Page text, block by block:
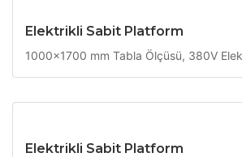
Elektrikli Sabit Platform
1000x1700 mm Tabla Ölçüsü, 380V
Elektrikli Sabit Platform